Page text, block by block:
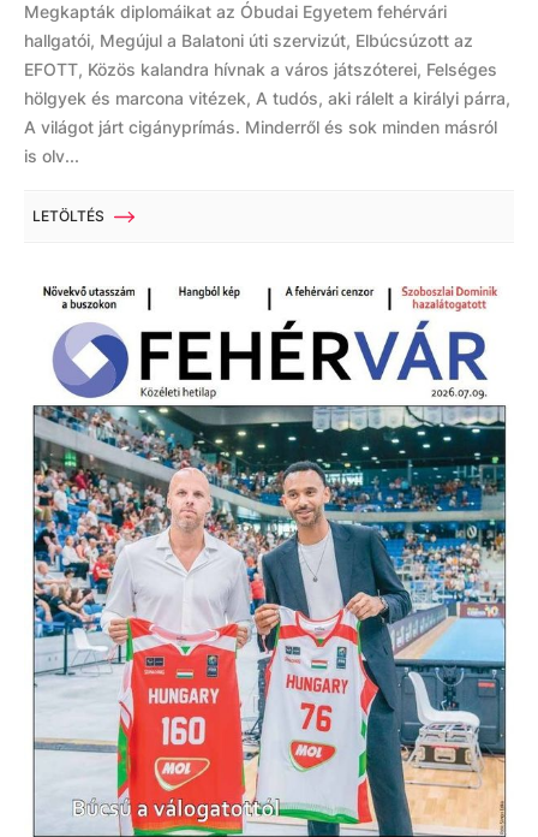
Megkapták diplomáikat az Óbudai Egyetem fehérvári
hallgatói, Megújul a Balatoni úti szervizút, Elbúcsúzott az
EFOTT, Közös kalandra hívnak a város játszóterei, Felséges
hölgyek és marcona vitézek, A tudós, aki rálelt a királyi párra,
A világot járt cigányprímás. Minderről és sok minden másról
is olv...
LETÖLTÉS